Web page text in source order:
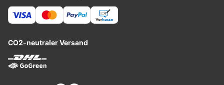
CO2-neutraler Versand